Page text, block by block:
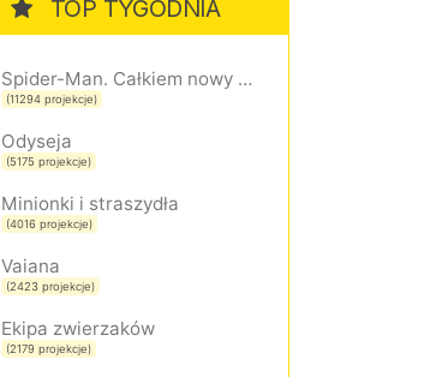
TOP TYGODNIA
Spider-Man. Całkiem nowy dzień
(11294 projekcje)
Odyseja
(5175 projekcje)
Minionki i straszydła
(4016 projekcje)
Vaiana
(2423 projekcje)
Ekipa zwierzaków
(2179 projekcje)